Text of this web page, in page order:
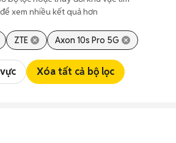
xem nhiều kết quả hơn
ZTE Axon 10s Pro 5G
Xóa tất cả bộ lọc